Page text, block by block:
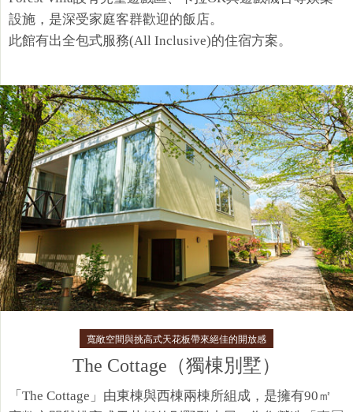
設施，是深受家庭客群歡迎的飯店。
此館有出全包式服務(All Inclusive)的住宿方案。​
寬敞空間與挑高式天花板帶來絕佳的開放感​
The Cottage（獨棟別墅）
「The Cottage」由東棟與西棟兩棟所組成，是擁有90㎡